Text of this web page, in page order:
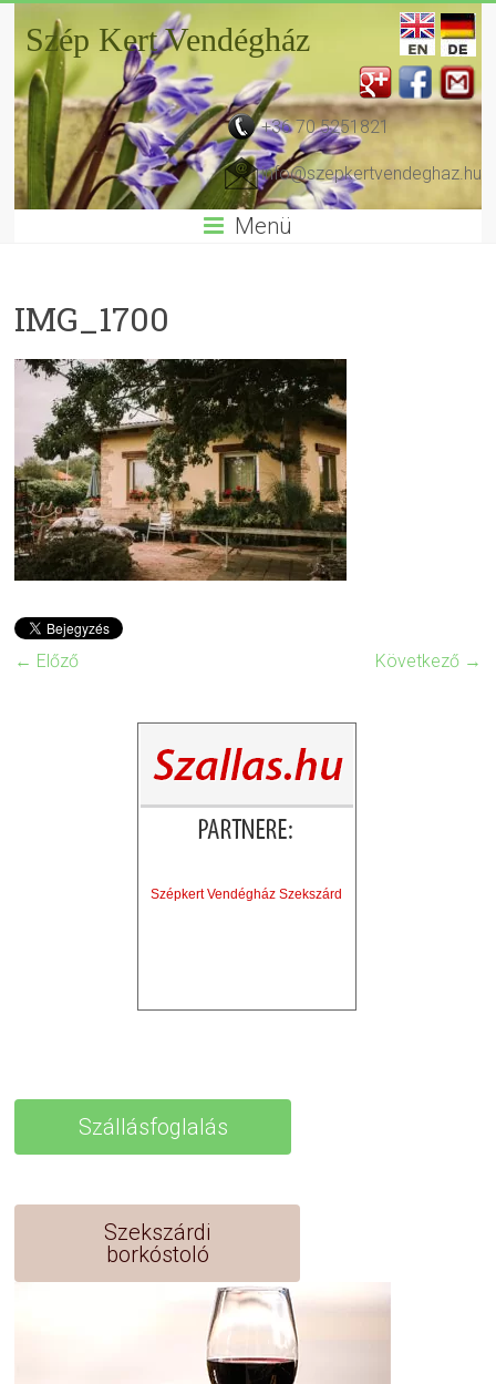
Szép Kert Vendégház
+36 70 5251821
info@szepkertvendeghaz.hu
Menü
IMG_1700
← Előző Következő →
Szépkert Vendégház Szekszárd
Szállásfoglalás
Szekszárdi
borkóstoló